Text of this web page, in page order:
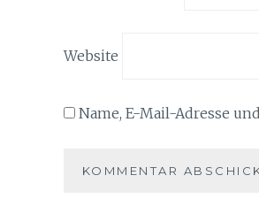
Website
Name, E-Mail-Adresse